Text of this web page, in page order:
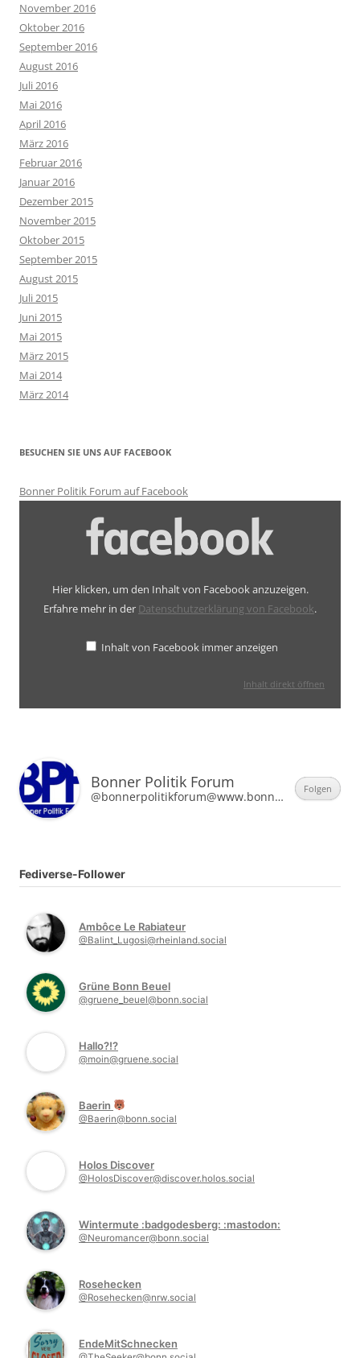
November 2016
Oktober 2016
September 2016
August 2016
Juli 2016
Mai 2016
April 2016
März 2016
Februar 2016
Januar 2016
Dezember 2015
November 2015
Oktober 2015
September 2015
August 2015
Juli 2015
Juni 2015
Mai 2015
März 2015
Mai 2014
März 2014
BESUCHEN SIE UNS AUF FACEBOOK
Bonner Politik Forum auf Facebook
Hier klicken, um den Inhalt von Facebook anzuzeigen.
Erfahre mehr in der Datenschutzerklärung von Facebook.
Inhalt von Facebook immer anzeigen
Inhalt direkt öffnen
Bonner Politik Forum
@bonnerpolitikforum@www.bonner-politik-forum.de
Folgen
Fediverse-Follower
Ambôce Le Rabiateur
@Balint_Lugosi@rheinland.social
Grüne Bonn Beuel
@gruene_beuel@bonn.social
Hallo?!?
@moin@gruene.social
Baerin
@Baerin@bonn.social
Holos Discover
@HolosDiscover@discover.holos.social
Wintermute :badgodesberg: :mastodon:
@Neuromancer@bonn.social
Rosehecken
@Rosehecken@nrw.social
EndeMitSchnecken